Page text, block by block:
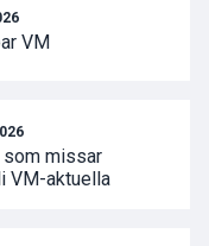
VM
som missar
VM-aktuella